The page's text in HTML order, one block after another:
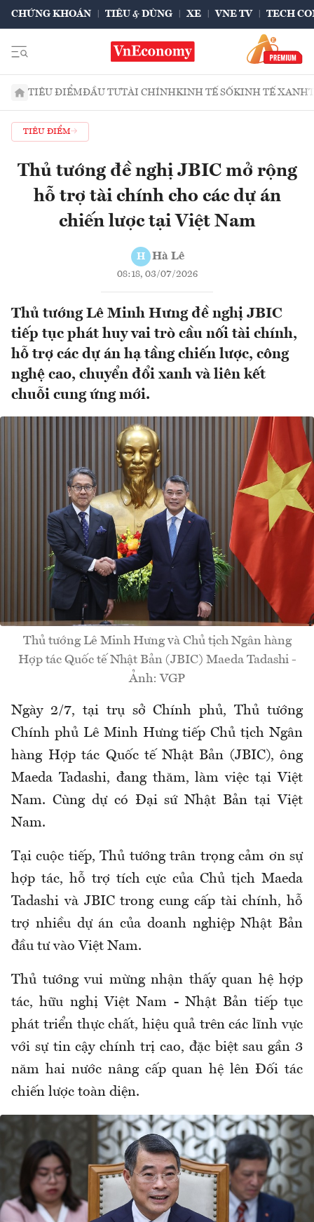
CHỨNG KHOÁN TIÊU & DÙNG XE VNE TV TECH
TIÊU ĐIỂMĐẦU TƯTÀI CHÍNHKINH TẾ SỐKINH TẾ XANH
TIÊU ĐIỂM
Thủ tướng đề nghị JBIC mở rộng
hỗ trợ tài chính cho các dự án
chiến lược tại Việt Nam
H Hà Lê
08:18, 03/07/2026
Thủ tướng Lê Minh Hưng đề nghị JBIC
tiếp tục phát huy vai trò cầu nối tài chính,
hỗ trợ các dự án hạ tầng chiến lược, công
nghệ cao, chuyển đổi xanh và liên kết
chuỗi cung ứng mới.
Thủ tướng Lê Minh Hưng và Chủ tịch Ngân hàng
Hợp tác Quốc tế Nhật Bản (JBIC) Maeda Tadashi -
Ảnh: VGP
Ngày 2/7, tại trụ sở Chính phủ, Thủ tướng
Chính phủ Lê Minh Hưng tiếp Chủ tịch Ngân
hàng Hợp tác Quốc tế Nhật Bản (JBIC), ông
Maeda Tadashi, đang thăm, làm việc tại Việt
Nam. Cùng dự có Đại sứ Nhật Bản tại Việt
Nam.
Tại cuộc tiếp, Thủ tướng trân trọng cảm ơn sự
hợp tác, hỗ trợ tích cực của Chủ tịch Maeda
Tadashi và JBIC trong cung cấp tài chính, hỗ
trợ nhiều dự án của doanh nghiệp Nhật Bản
đầu tư vào Việt Nam.
Thủ tướng vui mừng nhận thấy quan hệ hợp
tác, hữu nghị Việt Nam - Nhật Bản tiếp tục
phát triển thực chất, hiệu quả trên các lĩnh vực
với sự tin cậy chính trị cao, đặc biệt sau gần 3
năm hai nước nâng cấp quan hệ lên Đối tác
chiến lược toàn diện.